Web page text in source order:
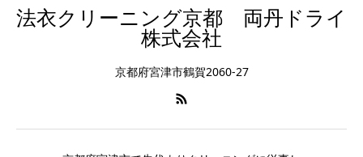
法衣クリーニング京都 両丹ドライ
株式会社
京都府宮津市鶴賀2060-27